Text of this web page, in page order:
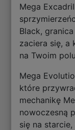
Mega
Black,
zaciera się, a
na Twoim
Mega
które
mechanikę
nowoczesną
się na